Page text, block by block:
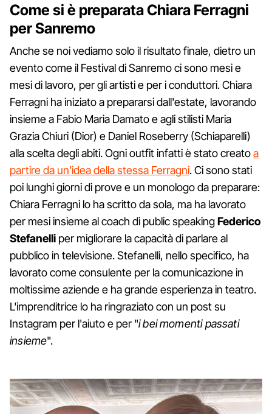
Come si è preparata Chiara Ferragni
per Sanremo
Anche se noi vediamo solo il risultato finale, dietro un
evento come il Festival di Sanremo ci sono mesi e
mesi di lavoro, per gli artisti e per i conduttori. Chiara
Ferragni ha iniziato a prepararsi dall'estate, lavorando
insieme a Fabio Maria Damato e agli stilisti Maria
Grazia Chiuri (Dior) e Daniel Roseberry (Schiaparelli)
alla scelta degli abiti. Ogni outfit infatti è stato creatoa
partire da un'idea della stessa Ferragni. Ci sono stati
poi lunghi giorni di prove e un monologo da preparare:
Chiara Ferragni lo ha scritto da sola, ma ha lavorato
per mesi insieme al coach di public speakingFederico
Stefanelli per migliorare la capacità di parlare al
pubblico in televisione. Stefanelli, nello specifico, ha
lavorato come consulente per la comunicazione in
moltissime aziende e ha grande esperienza in teatro.
L'imprenditrice lo ha ringraziato con un post su
Instagram per l'aiuto e per "i bei momenti passati
insieme".